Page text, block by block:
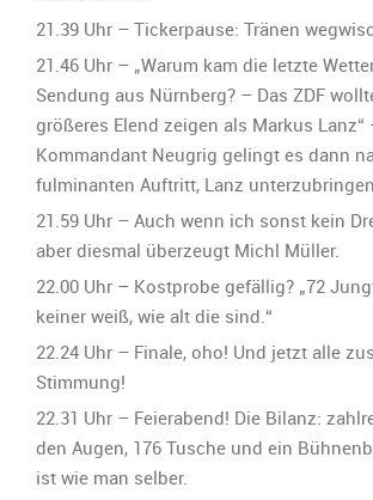
21.39 Uhr – Tickerpause: Tränen
21.46 Uhr – „Warum kam die letzte
Sendung aus Nürnberg? – Das ZDF
größeres Elend zeigen als Markus Lanz“
Kommandant Neugrig gelingt es dann
fulminanten Auftritt, Lanz
21.59 Uhr – Auch wenn ich sonst kein
aber diesmal überzeugt Michl Müller.
22.00 Uhr – Kostprobe gefällig? „72
keiner weiß, wie alt die sind.“
22.24 Uhr – Finale, oho! Und jetzt alle
Stimmung!
22.31 Uhr – Feierabend! Die Bilanz:
den Augen, 176 Tusche und ein
ist wie man selber.